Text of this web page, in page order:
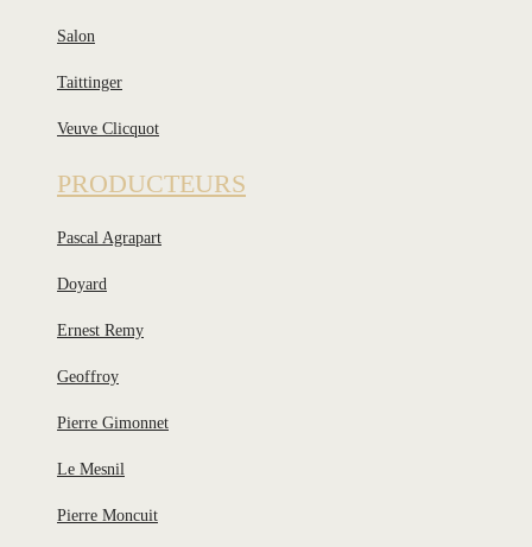
Salon
Taittinger
Veuve Clicquot
PRODUCTEURS
Pascal Agrapart
Doyard
Ernest Remy
Geoffroy
Pierre Gimonnet
Le Mesnil
Pierre Moncuit